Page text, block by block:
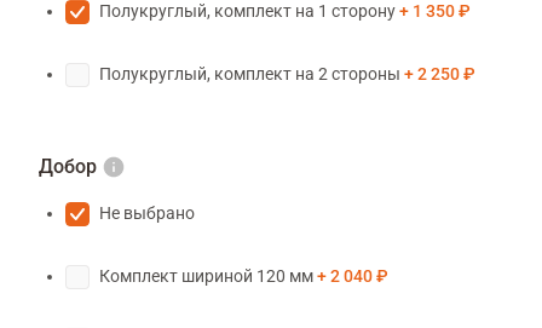
Полукруглый, комплект на 1 сторону 1 350 ₽
Полукруглый, комплект на 2 стороны 2 250 ₽
Добор
Не выбрано
Комплект шириной 120 мм 2 040 ₽